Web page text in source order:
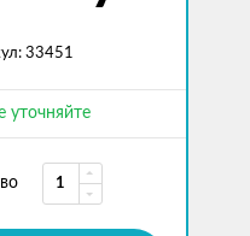
33451
уточняйте